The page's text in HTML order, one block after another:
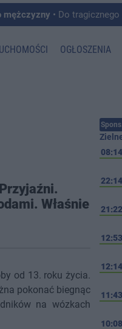
mężczyzny • Do tragicznego zdarzenia doszło w
OGŁOSZENIA
Właśnie
od 13. roku życia.
pokonać biegnąc
na wózkach
08:14
22:14
21:22
12:53
12:14
11:43
10:08